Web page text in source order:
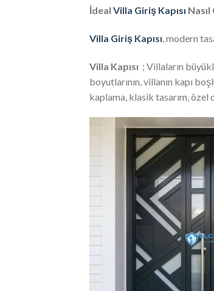
İdeal Villa Giriş Kapısı Nasıl
Villa Giriş Kapısı, modern
Villa Kapısı ; Villaların
boyutlarının, villanın kapı
kaplama, klasik tasarım, özel